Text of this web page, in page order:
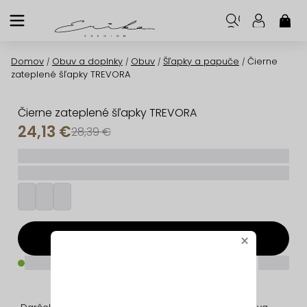
na
Domov / Obuv a doplnky / Obuv / Šľapky a papuče / Čierne
zateplené šľapky TREVORA
Čierne zateplené šľapky TREVORA
28,39 €
24,13 €
×